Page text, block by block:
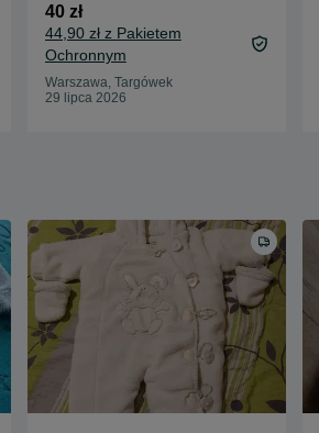
40 zł
44,90 zł z Pakietem
Ochronnym
Warszawa, Targówek
29 lipca 2026